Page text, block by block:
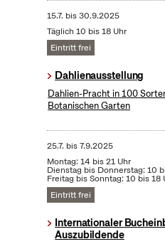
15.7. bis30.9.2025
Täglich 10 bis 18 Uhr
Eintritt frei
Dahlienausstellung
Dahlien-Pracht in 100
Botanischen Garten
25.7. bis7.9.2025
Montag: 14 bis 21 Uhr
Dienstag bis Donnerstag: 10
Freitag bis Sonntag: 10 bis 18
Eintritt frei
Internationaler
Auszubildende